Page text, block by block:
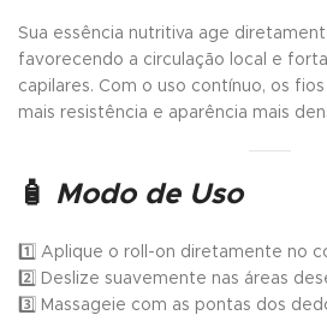
Sua essência nutritiva age
favorecendo a circulação local e
capilares. Com o uso contínuo, os
mais resistência e aparência mais
🧴 Modo de Uso
1️⃣ Aplique o roll-on diretamente no
2️⃣ Deslize suavemente nas áreas
3️⃣ Massageie com as pontas dos